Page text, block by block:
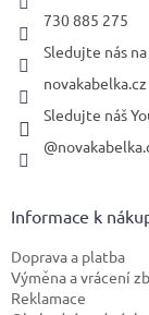
730 885 275
Sledujte nás na
novakabelka.cz
Sledujte náš
Informace k
Doprava a platba
Výměna a vrácení
Reklamace